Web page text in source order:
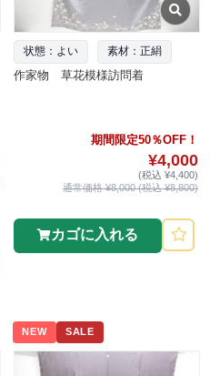
状態：よい 素材：正絹
作家物 草花模様訪問着
期間限定50％OFF！
¥4,000
(税込 ¥4,400)
通常価格 ¥8,000 (税込 ¥8,800)
カゴに入れる
NEW SALE